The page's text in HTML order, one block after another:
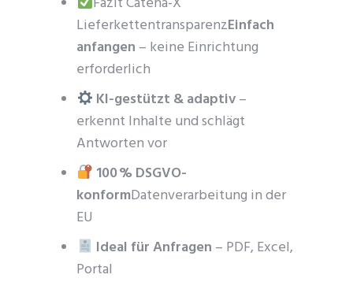
LieferkettentransparenzEinfach
anfangen – keine Einrichtung
erforderlich
KI-gestützt & adaptiv–
erkennt Inhalte und schlägt
Antworten vor
100 % DSGVO-
konformDatenverarbeitung in der
EU
Ideal für Anfragen – PDF, Excel,
Portal